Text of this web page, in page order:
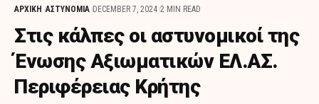
ΑΡΧΙΚΗ ΑΣΤΥΝΟΜΙΑ DECEMBER 7, 2024 2 MIN READ
Στις κάλπες οι αστυνομικοί της
Ένωσης Αξιωματικών ΕΛ.ΑΣ.
Περιφέρειας Κρήτης